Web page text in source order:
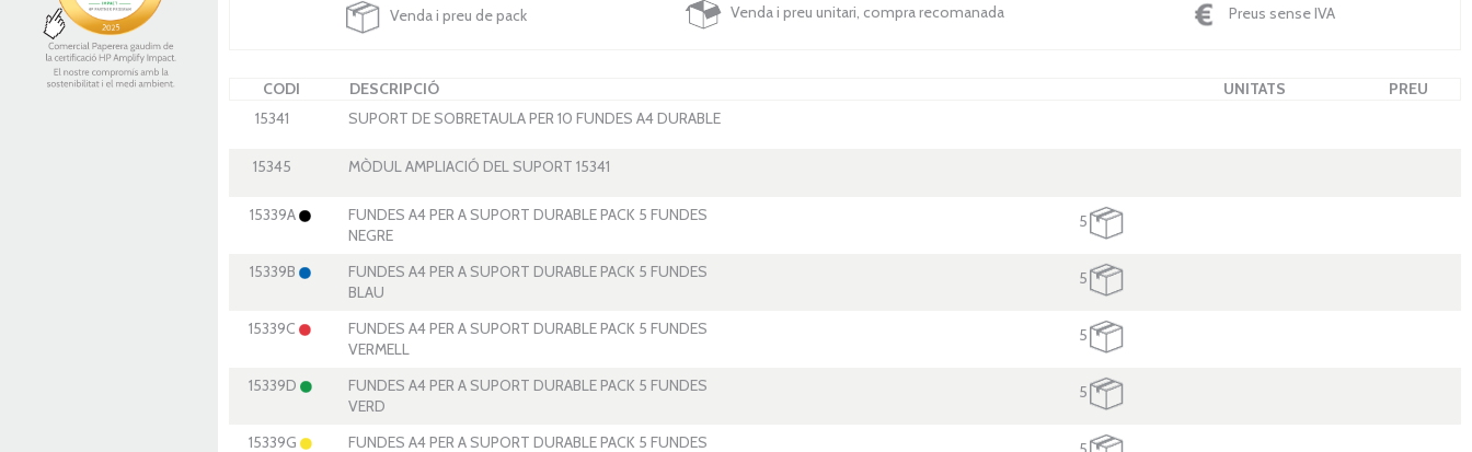
Venda i preu de pack Venda i preu unitari, compra recomanada Preus sense IVA
CODI DESCRIPCIÓ UNITATS
PREU
15341
SUPORT DE SOBRETAULA PER 10 FUNDES A4 DURABLE
15345 MÒDUL AMPLIACIÓ DEL SUPORT 15341
15339A
FUNDES A4 PER A SUPORT DURABLE PACK 5 FUNDES
NEGRE
5
15339B
FUNDES A4 PER A SUPORT DURABLE PACK 5 FUNDES
BLAU
5
15339C
FUNDES A4 PER A SUPORT DURABLE PACK 5 FUNDES
VERMELL
5
15339D
FUNDES A4 PER A SUPORT DURABLE PACK 5 FUNDES
VERD
5
15339G FUNDES A4 PER A SUPORT DURABLE PACK 5 FUNDES